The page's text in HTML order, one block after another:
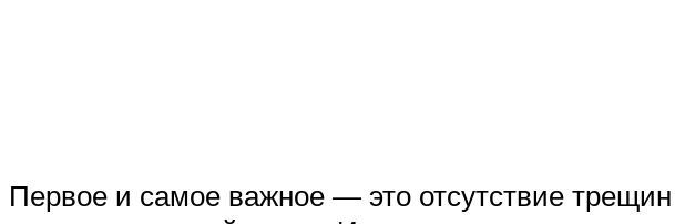
Первое и самое важное — это отсутствие